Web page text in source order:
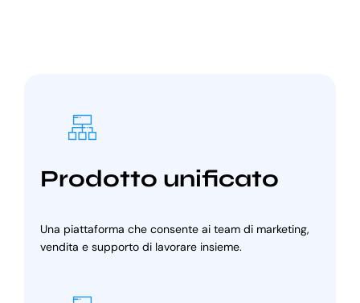
Prodotto unificato
Una piattaforma che consente ai team di marketing,
vendita e supporto di lavorare insieme.